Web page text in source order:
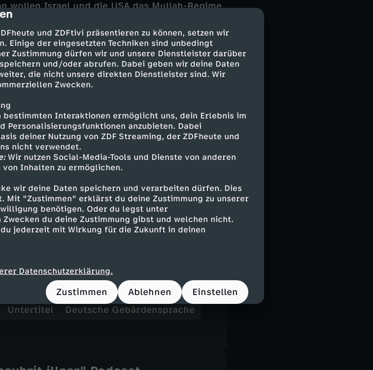
und ZDFtivi präsentieren zu können, setzen wir
Einige der eingesetzten Techniken sind unbedingt
Zustimmung dürfen wir und unsere Dienstleister darüber
und/oder abrufen. Dabei geben wir deine Daten
die nicht unsere direkten Dienstleister sind. Wir
Zwecken.
Interaktionen ermöglicht uns, dein Erlebnis im
Personalisierungsfunktionen anzubieten. Dabei
deiner Nutzung von ZDF Streaming, der ZDFheute und
nicht verwendet.
Wir nutzen Social-Media-Tools und Dienste von anderen
von Inhalten zu ermöglichen.
wir deine Daten speichern und verarbeiten dürfen. Dies
"Zustimmen" erklärst du deine Zustimmung zu unserer
benötigen. Oder du legst unter
du deine Zustimmung gibst und welchen nicht.
jederzeit mit Wirkung für die Zukunft in deinen
Datenschutzerklärung.
Zustimmen Ablehnen Einstellen
wollen Israel und die USA das Mullah-Regime
dort wurden schon getötet, aber es
Im Gegenteil: der Iran
mit Raketen und Drohnen-Angriffen und
den Golf von Hormus geschlossen.
Tagen oder Wochen? Kann das iranische
befreien? Oder stürzt der Krieg den ganzen
Flugverkehr und Handel sind jetzt
in Washington versucht der Kanzler
anzusprechen. Welche Bedeutung hat
Trump in dieser Lage? Welche Rolle soll
Welche Folgen muss es tragen und
„Angriff auf den Iran – hat Trump keinen
2026, um 22:15 Uhr im ZDF.
Untertitel
Deutsche Gebärdensprache